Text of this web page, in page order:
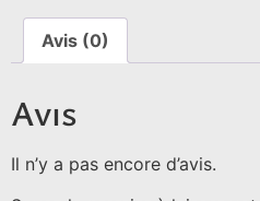
Avis (0)
Avis
Il n’y a pas encore d’avis.